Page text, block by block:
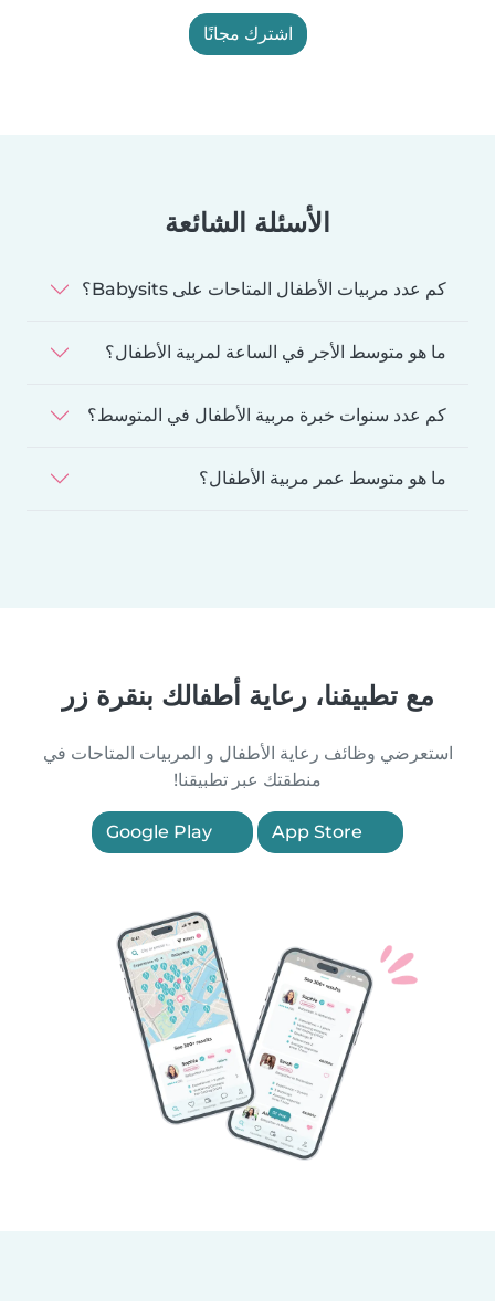
اشترك مجانًا
الأسئلة الشائعة
كم عدد مربيات الأطفال المتاحات على Babysits؟
ما هو متوسط الأجر في الساعة لمربية الأطفال؟
كم عدد سنوات خبرة مربية الأطفال في المتوسط؟
ما هو متوسط عمر مربية الأطفال؟
مع تطبيقنا، رعاية أطفالك بنقرة زر
استعرضي وظائف رعاية الأطفال و المربيات المتاحات في
منطقتك عبر تطبيقنا!